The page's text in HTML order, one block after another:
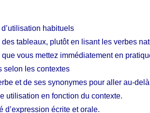
habituels
tableaux, plutôt en lisant les verbes
vous mettez immédiatement en
selon les contextes
et de ses synonymes pour aller au-
utilisation en fonction du contexte.
écrite et orale.